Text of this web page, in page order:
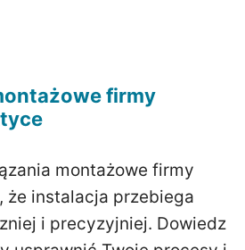
firmy
montażowe firmy
że instalacja przebiega
i precyzyjniej. Dowiedz